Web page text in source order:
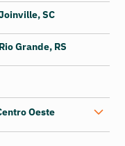
SC
Rio Grande, RS
Oeste